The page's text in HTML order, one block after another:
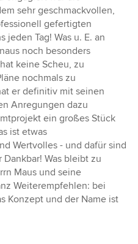
sehr geschmackvollen,
gefertigten
jeden Tag! Was u. E. an
noch besonders
keine Scheu, zu
nochmals zu
er definitiv mit seinen
Anregungen dazu
ein großes Stück
ist etwas
Wertvolles - und dafür sind
Was bleibt zu
Maus und seine
Weiterempfehlen: bei
Konzept und der Name ist